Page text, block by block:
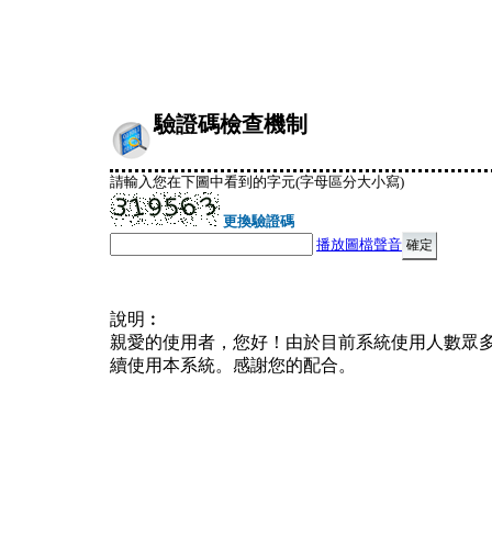
驗證碼檢查機制
請輸入您在下圖中看到的字元(字母區分大小寫)
更換驗證碼
播放圖檔聲音
說明︰
親愛的使用者，您好！由於目前系統使用人數眾
續使用本系統。感謝您的配合。